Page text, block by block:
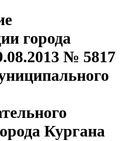
города
№ 5817
Кургана